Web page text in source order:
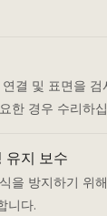
결 및 표면을
한 경우 수리하
유지 보수
을 방지하기 위
니다.